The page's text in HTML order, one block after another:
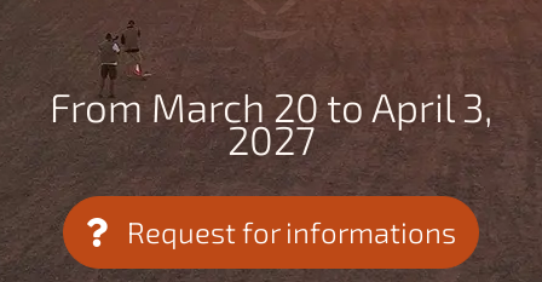
From March 20 to April 3,
2027
Request for informations